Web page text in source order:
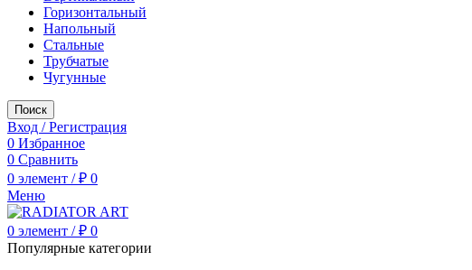
Горизонтальный
Напольный
Стальные
Трубчатые
Чугунные
Поиск
Вход / Регистрация
0 Избранное
0 Сравнить
0 элемент / ₽ 0
Меню
0 элемент / ₽ 0
Популярные категории